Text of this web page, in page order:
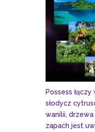
Possess
słodycz
wanilii, drzewa
zapach jest